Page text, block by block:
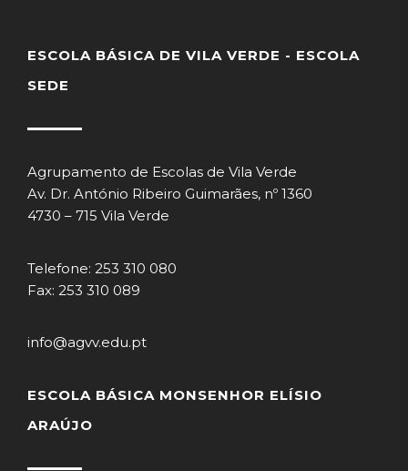
ESCOLA BÁSICA DE VILA VERDE - ESCOLA
SEDE
Agrupamento de Escolas de Vila Verde
Av. Dr. António Ribeiro Guimarães, nº 1360
4730 – 715 Vila Verde
Telefone: 253 310 080
Fax: 253 310 089
info@agvv.edu.pt
ESCOLA BÁSICA MONSENHOR ELÍSIO
ARAÚJO